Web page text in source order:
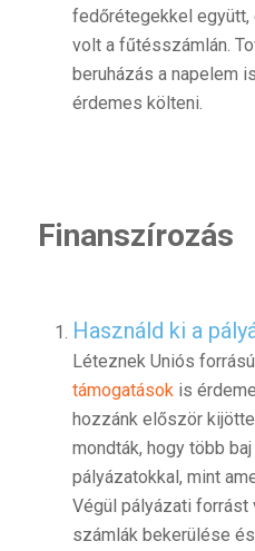
fedőrétegekkel
volt a fűtésszámlán.
beruházás a napelem
érdemes költeni.
Finanszírozás
Használd ki a
Léteznek Uniós
támogatások is
hozzánk először
mondták, hogy több
pályázatokkal, mint
Végül pályázati forrást
számlák bekerülése